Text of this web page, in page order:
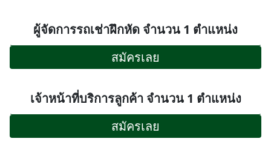
ผู้จัดการรถเช่าฝึกหัด จำนวน 1 ตำแหน่ง
สมัครเลย
เจ้าหน้าที่บริการลูกค้า จำนวน 1 ตำแหน่ง
สมัครเลย